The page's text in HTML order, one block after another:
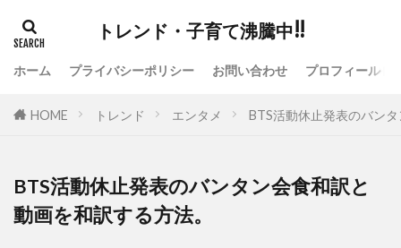
トレンド・子育て沸騰中!!
ホーム プライバシーポリシー お問い合わせ プロフィール
HOME トレンド エンタメ BTS活動休止発表のバン
BTS活動休止発表のバンタン会食和訳と
動画を和訳する方法。